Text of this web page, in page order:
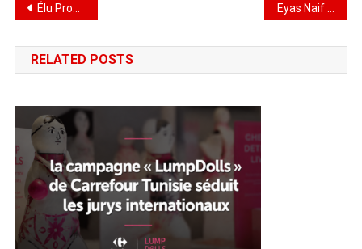
Élu Produit de l’Année 2026 : une célébration de l’innovation en Tunisie
RELATED POSTS